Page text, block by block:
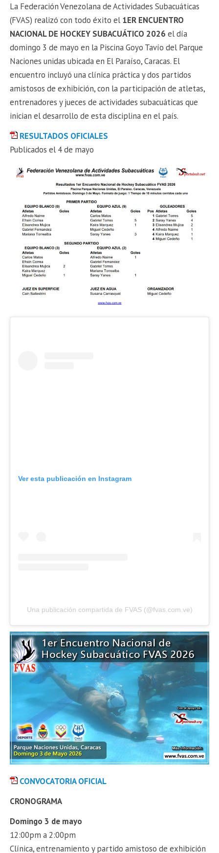
La Federación Venezolana de Actividades Subacuáticas
(FVAS) realizó con todo éxito el 1ER ENCUENTRO
NACIONAL DE HOCKEY SUBACUÁTICO 2026 el día
domingo 3 de mayo en la Piscina Goyo Tavío del Parque
Naciones unidas ubicada en El Paraíso, Caracas. El
encuentro incluyó una clínica práctica y dos partidos
amistosos de exhibición, con la participación de atletas,
entrenadores y jueces de actividades subacuáticas que
inician el desarrollo de esta disciplina en el país.
RESULTADOS OFICIALES
Publicados el 4 de mayo
Ver esta publicación en Instagram
Una publicación compartida de FVAS (@fvas.com.ve)
CONVOCATORIA OFICIAL
CRONOGRAMA
Domingo 3 de mayo
12:00pm a 2:00pm
Clínica, entrenamiento y partido amistoso de exhibición